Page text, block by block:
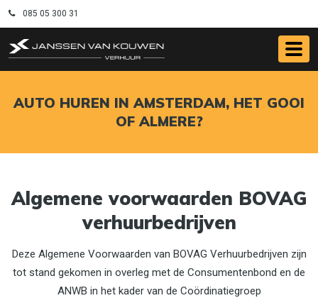
085 05 300 31
AUTO HUREN IN AMSTERDAM, HET GOOI
OF ALMERE?
Algemene voorwaarden BOVAG
verhuurbedrijven
Deze Algemene Voorwaarden van BOVAG Verhuurbedrijven zijn
tot stand gekomen in overleg met de Consumentenbond en de
ANWB in het kader van de Coördinatiegroep